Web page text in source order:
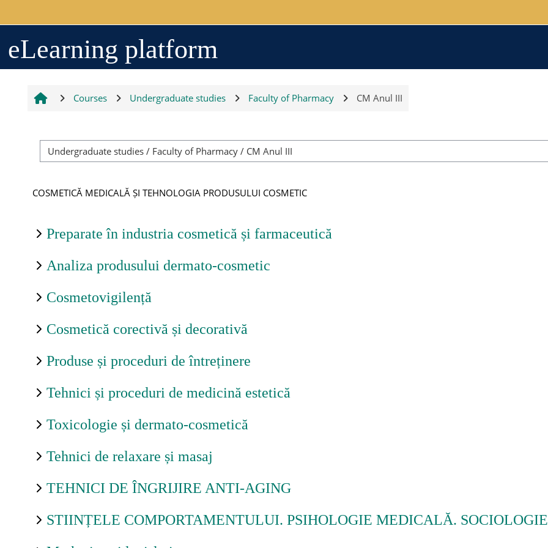
Arhiva
Resurse generale
Ajutor
Formular de contact
Forgot password
eLearning platform
Courses Undergraduate studies Faculty of Pharmacy CM Anul III
COSMETICĂ MEDICALĂ ȘI TEHNOLOGIA PRODUSULUI COSMETIC
Preparate în industria cosmetică și farmaceutică
Analiza produsului dermato-cosmetic
Cosmetovigilență
Cosmetică corectivă și decorativă
Produse și proceduri de întreținere
Tehnici și proceduri de medicină estetică
Toxicologie și dermato-cosmetică
Tehnici de relaxare și masaj
TEHNICI DE ÎNGRIJIRE ANTI-AGING
STIINȚELE COMPORTAMENTULUI. PSIHOLOGIE MEDICALĂ.